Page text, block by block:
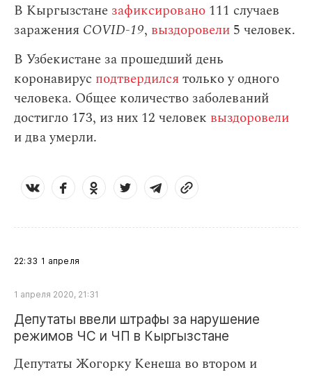
В Кыргызстане зафиксировано 111 случаев
заражения СOVID-19, выздоровели 5 человек.
В Узбекистане за прошедший день
коронавирус подтвердился только у одного
человека. Общее количество заболеваний
достигло 173, из них 12 человек выздоровели
и два умерли.
22:33 1 апреля
1 апреля 2020, 21:31
Депутаты ввели штрафы за нарушение
режимов ЧС и ЧП в Кыргызстане
Депутаты Жогорку Кенеша во втором и